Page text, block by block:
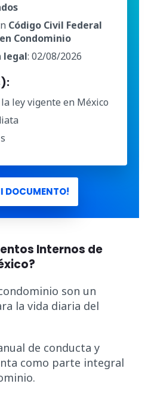
Código Civil Federal
Condominio
legal: 02/08/2026
ley vigente en México
DOCUMENTO!
Internos de
son un
la vida diaria del
de conducta y
como parte integral